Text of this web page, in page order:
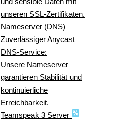
unseren SSL-Zertifikaten.
Nameserver (DNS)
Zuverlässiger Anycast
DNS-Service:
Unsere Nameserver
garantieren Stabilität und
kontinuierliche
Erreichbarkeit.
Teamspeak 3 Server